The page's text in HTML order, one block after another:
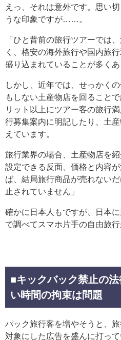
えっ、それは意外です。思い
うな印象ですが……。
「ひと昔前の旅行ツアーでは
く、格安の海外旅行や国内旅
盛り込まれていることが多くあ
しかし、近年では、せっかく
もしない土産物店を回ること
リット以上にツアー客の旅行
行募集案内に明記したり、土
えています。
旅行業界の場合、土産物店を
設定できる反面、価格と内容
ば、結局旅行商品が売れない
止されていません」
確かに日本人もですが、日本
で調べてスマホ片手の自由旅行
■キックバック禁止の
い時間の拘束は問題
パック旅行客を増やそうと、
対象にした広告を盛んに打っ